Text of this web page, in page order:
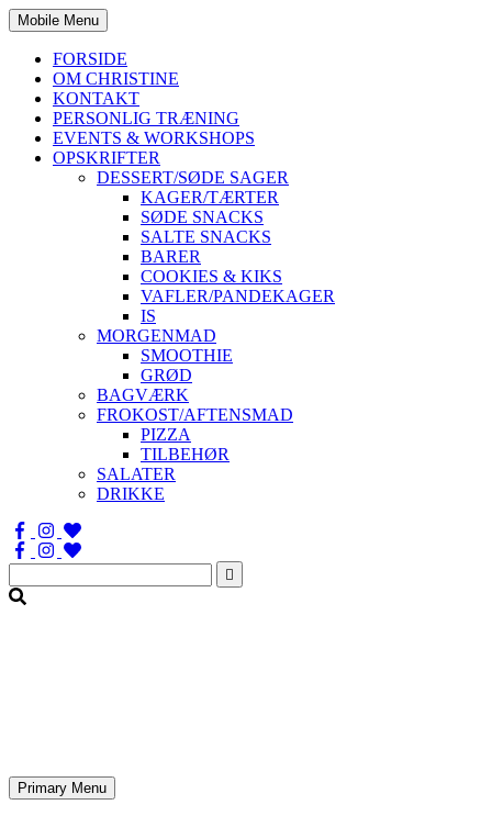
Mobile Menu
FORSIDE
OM CHRISTINE
KONTAKT
PERSONLIG TRÆNING
EVENTS & WORKSHOPS
OPSKRIFTER
DESSERT/SØDE SAGER
KAGER/TÆRTER
SØDE SNACKS
SALTE SNACKS
BARER
COOKIES & KIKS
VAFLER/PANDEKAGER
IS
MORGENMAD
SMOOTHIE
GRØD
BAGVÆRK
FROKOST/AFTENSMAD
PIZZA
TILBEHØR
SALATER
DRIKKE
Søg
efter:
Primary Menu